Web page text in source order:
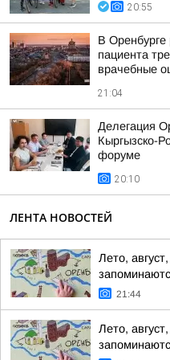
20:55
В Оренбурге
пациента
врачебные
21:04
Делегация
Кыргызско-
форуме
20:10
ЛЕНТА НОВОСТЕЙ
Лето,
21:44
Лето,